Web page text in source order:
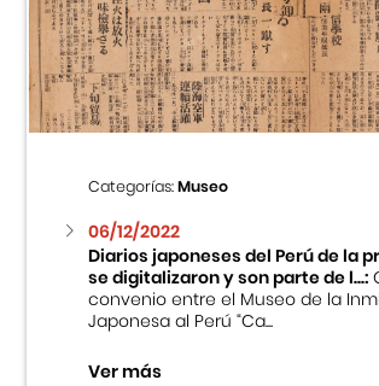
Categorías:Museo
06/12/2022
Diarios japoneses del Perú de la
se digitalizaron y son parte de l...:
convenio entre el Museo de la
Japonesa al Perú “Ca...
Ver más